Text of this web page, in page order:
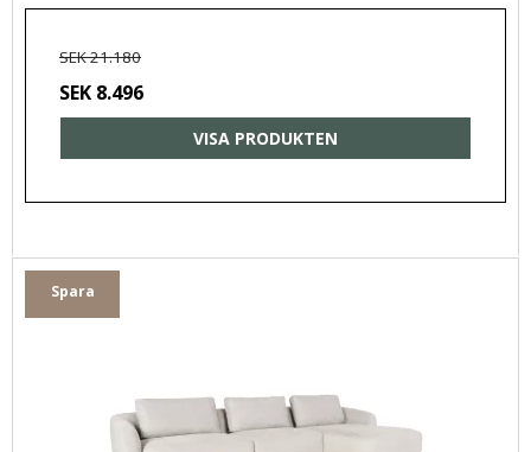
SEK 21.180
SEK 8.496
VISA PRODUKTEN
Spara